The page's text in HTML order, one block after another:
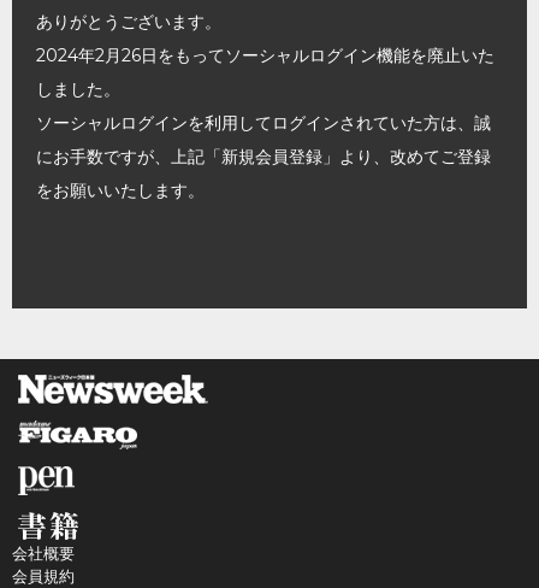
ありがとうございます。
2024年2月26日をもってソーシャルログイン機能を廃止いた
しました。
ソーシャルログインを利用してログインされていた方は、誠
にお手数ですが、上記「新規会員登録」より、改めてご登録
をお願いいたします。
会社概要
会員規約